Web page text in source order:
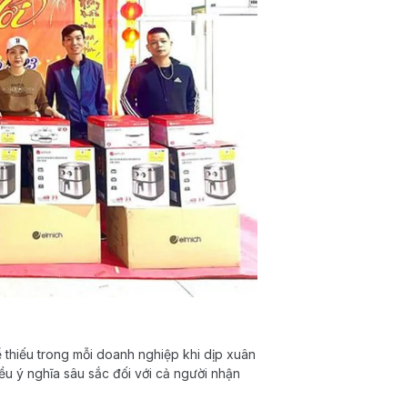
trong mỗi doanh nghiệp khi dịp xuân
ý nghĩa sâu sắc đối với cả người nhận